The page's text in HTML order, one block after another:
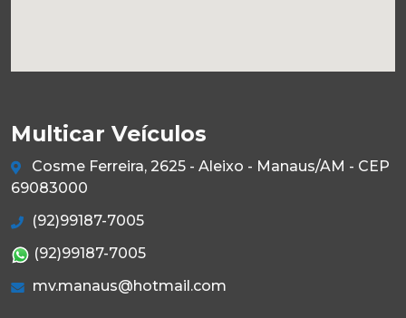
Multicar Veículos
Cosme Ferreira, 2625 - Aleixo - Manaus/AM - CEP
69083000
(92)99187-7005
(92)99187-7005
mv.manaus@hotmail.com